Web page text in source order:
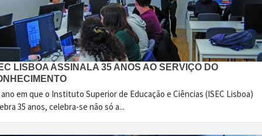
LISBOA ASSINALA 35 ANOS AO SERVIÇO DO
em que o Instituto Superior de Educação e Ciências (ISEC Lisboa)
35 anos, celebra-se não só a...